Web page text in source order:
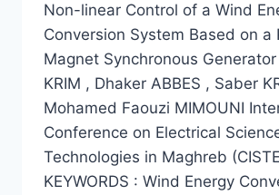
Non-linear Control of a Wind
Conversion System Based on a
Magnet Synchronous
KRIM , Dhaker ABBES , Saber
Mohamed Faouzi MIMOUNI
Conference on Electrical
Technologies in Maghreb
KEYWORDS : Wind Energy